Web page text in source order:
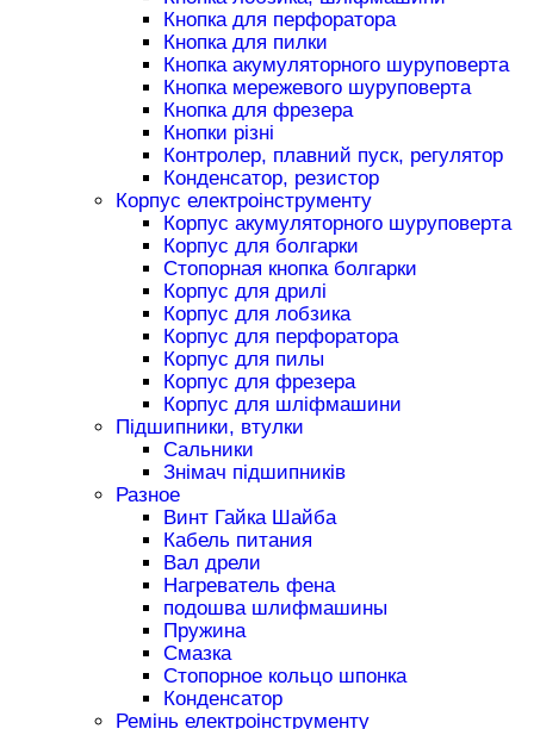
Кнопка для перфоратора
Кнопка для пилки
Кнопка акумуляторного шуруповерта
Кнопка мережевого шуруповерта
Кнопка для фрезера
Кнопки різні
Контролер, плавний пуск, регулятор
Конденсатор, резистор
Корпус електроінструменту
Корпус акумуляторного шуруповерта
Корпус для болгарки
Стопорная кнопка болгарки
Корпус для дрилі
Корпус для лобзика
Корпус для перфоратора
Корпус для пилы
Корпус для фрезера
Корпус для шліфмашини
Підшипники, втулки
Сальники
Знімач підшипників
Разное
Винт Гайка Шайба
Кабель питания
Вал дрели
Нагреватель фена
подошва шлифмашины
Пружина
Смазка
Стопорное кольцо шпонка
Конденсатор
Ремінь електроінструменту